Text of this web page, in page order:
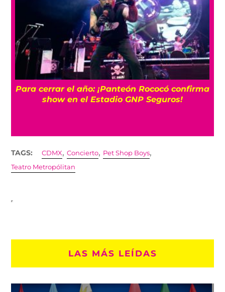
Rococó confirma
GNP Seguros!
7 canciones para
melancolía
TAGS: CDMX,Concierto, Pet Shop Boys,
Teatro Metropólitan
LAS MÁS LEÍDAS